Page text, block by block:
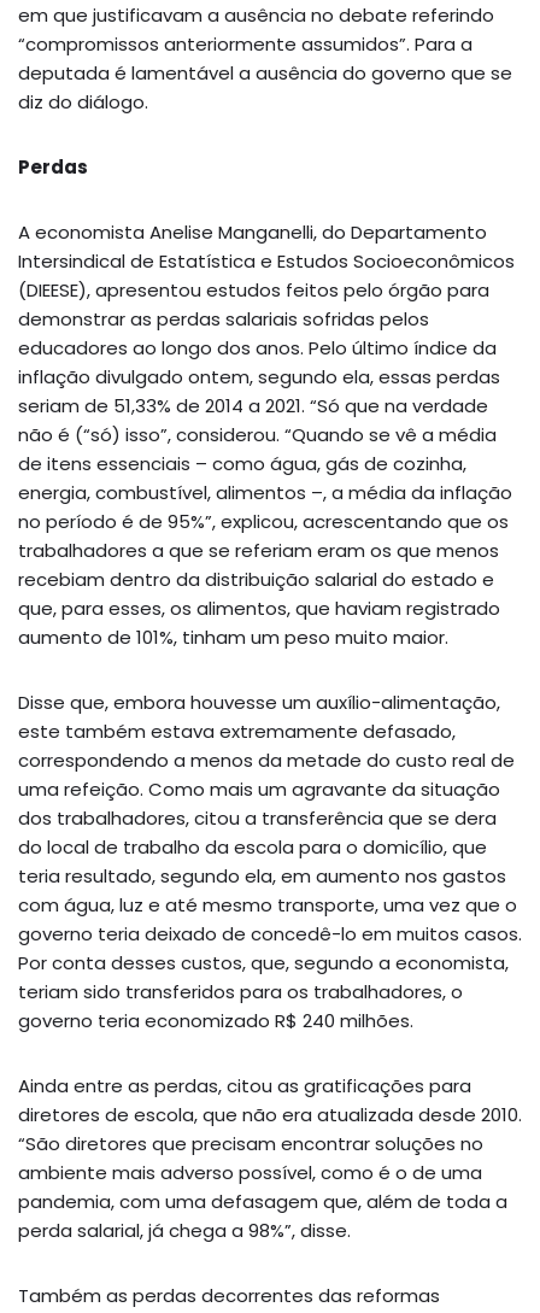
em que justificavam a ausência no debate referindo
“compromissos anteriormente assumidos”. Para a
deputada é lamentável a ausência do governo que se
diz do diálogo.
Perdas
A economista Anelise Manganelli, do Departamento
Intersindical de Estatística e Estudos Socioeconômicos
(DIEESE), apresentou estudos feitos pelo órgão para
demonstrar as perdas salariais sofridas pelos
educadores ao longo dos anos. Pelo último índice da
inflação divulgado ontem, segundo ela, essas perdas
seriam de 51,33% de 2014 a 2021. “Só que na verdade
não é (“só) isso”, considerou. “Quando se vê a média
de itens essenciais – como água, gás de cozinha,
energia, combustível, alimentos –, a média da inflação
no período é de 95%”, explicou, acrescentando que os
trabalhadores a que se referiam eram os que menos
recebiam dentro da distribuição salarial do estado e
que, para esses, os alimentos, que haviam registrado
aumento de 101%, tinham um peso muito maior.
Disse que, embora houvesse um auxílio-alimentação,
este também estava extremamente defasado,
correspondendo a menos da metade do custo real de
uma refeição. Como mais um agravante da situação
dos trabalhadores, citou a transferência que se dera
do local de trabalho da escola para o domicílio, que
teria resultado, segundo ela, em aumento nos gastos
com água, luz e até mesmo transporte, uma vez que o
governo teria deixado de concedê-lo em muitos casos.
Por conta desses custos, que, segundo a economista,
teriam sido transferidos para os trabalhadores, o
governo teria economizado R$ 240 milhões.
Ainda entre as perdas, citou as gratificações para
diretores de escola, que não era atualizada desde 2010.
“São diretores que precisam encontrar soluções no
ambiente mais adverso possível, como é o de uma
pandemia, com uma defasagem que, além de toda a
perda salarial, já chega a 98%”, disse.
Também as perdas decorrentes das reformas